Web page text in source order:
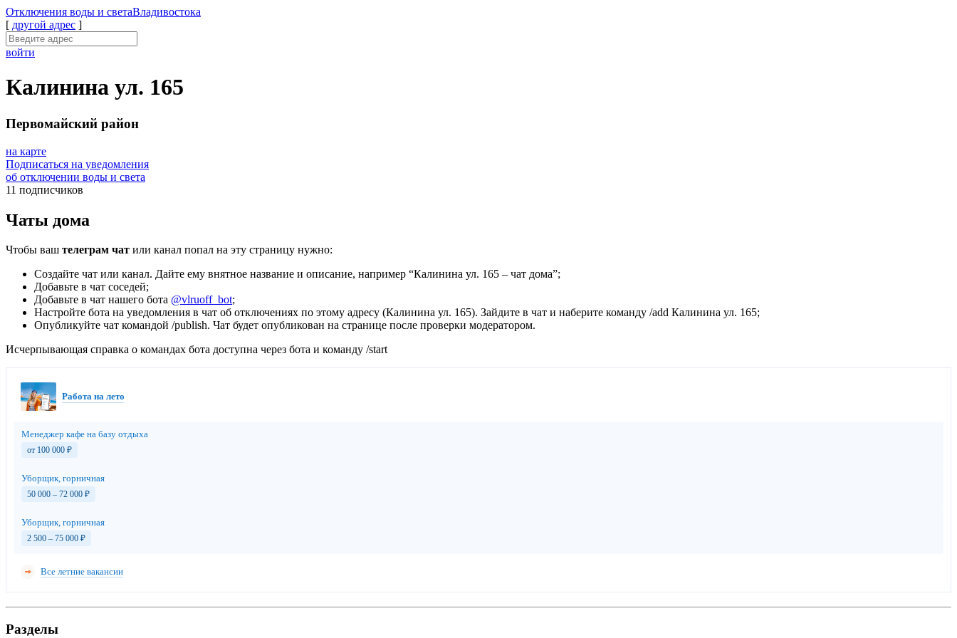
Отключения воды и светаВладивостока
[ другой адрес ]
войти
Калинина ул. 165
Первомайский район
на карте
Подписаться на уведомления
об отключении воды и света
11 подписчиков
Чаты дома
Чтобы ваш телеграм чат или канал попал на эту страницу нужно:
Создайте чат или канал. Дайте ему внятное название и описание, например “Калинина ул. 165 – чат дома”;
Добавьте в чат соседей;
Добавьте в чат нашего бота @vlruoff_bot;
Настройте бота на уведомления в чат об отключениях по этому адресу (Калинина ул. 165). Зайдите в чат и наберите команду /add Калинина ул. 165;
Опубликуйте чат командой /publish. Чат будет опубликован на странице после проверки модератором.
Исчерпывающая справка о командах бота доступна через бота и команду /start
Работа на лето
Менеджер кафе на базу отдыха
от 100 000 ₽
Уборщик, горничная
50 000 – 72 000 ₽
Уборщик, горничная
2 500 – 75 000 ₽
Все летние вакансии
Разделы